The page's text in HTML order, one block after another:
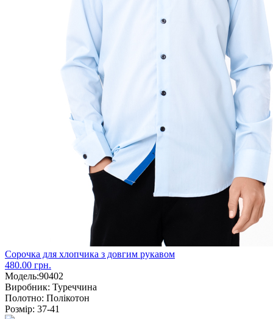
Сорочка для хлопчика з довгим рукавом
480.00 грн.
Модель:90402
Виробник: Туреччина
Полотно: Полікотон
Розмір: 37-41